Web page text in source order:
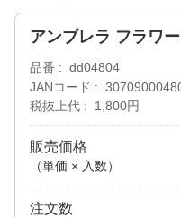
アンブレラ フラワ
品番
dd04804
JANコード
税抜上代
1,800円
販売価格
（単価 × 入数）
注文数